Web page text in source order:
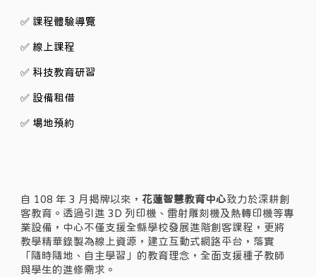
✅ 課程體驗導覽
✅ 線上課程
✅ 科技教育研習
✅ 設備租借
✅ 場地預約
自 108 年 3 月揭牌以來， 花蓮智慧教育中心致力於深耕創
客教育。透過引進 3D 列印機、雷射雕刻機及熱轉印機等專
業設備，中心不僅支援全縣學校發展進階創客課程，更將
教學精華錄製為線上資源，建立互動式網路平台，落實
「隨時隨地、自主學習」的教育理念，全面支援種子教師
與學生的進修需求。